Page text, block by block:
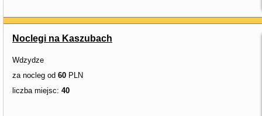
Noclegi na Kaszubach
Wdzydze
za nocleg od 60 PLN
liczba miejsc: 40